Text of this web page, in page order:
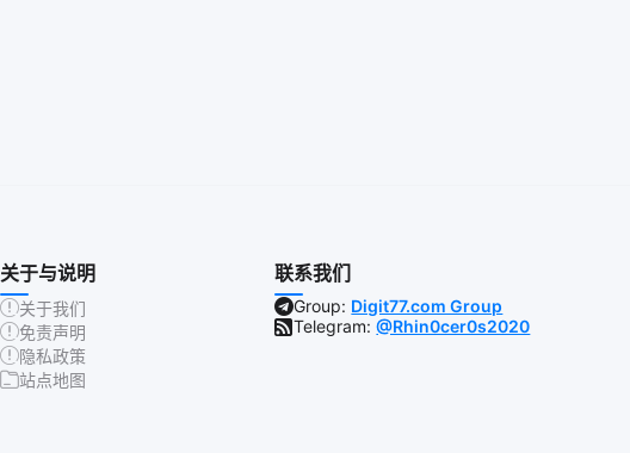
关于与说明
关于我们
免责声明
隐私政策
站点地图
联系我们
Group: Digit77.com Group
Telegram:@Rhin0cer0s2020